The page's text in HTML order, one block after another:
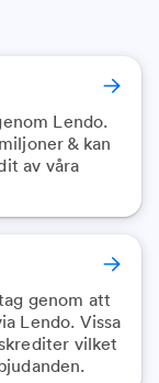
Lendo.
& kan
av våra
genom att
Lendo. Vissa
vilket